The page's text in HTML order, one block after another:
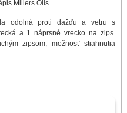
Millers Oils.
odolná proti dažďu a vetru s
a 1 náprsné vrecko na zips.
zipsom, možnosť stiahnutia